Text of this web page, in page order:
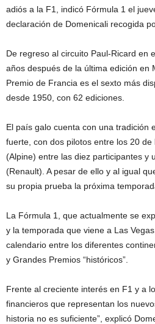
adiós a la F1, indicó Fórmula 1 el
declaración de Domenicali recogida
De regreso al circuito Paul-Ricard en
años después de la última edición en
Premio de Francia es el sexto más
desde 1950, con 62 ediciones.
El país galo cuenta con una tradición
fuerte, con dos pilotos entre los 20
(Alpine) entre las diez participantes y
(Renault). A pesar de ello y al igual
su propia prueba la próxima
La Fórmula 1, que actualmente se
y la temporada que viene a Las
calendario entre los diferentes
y Grandes Premios “históricos”.
Frente al creciente interés en F1 y a
financieros que representan los
historia no es suficiente”, explicó